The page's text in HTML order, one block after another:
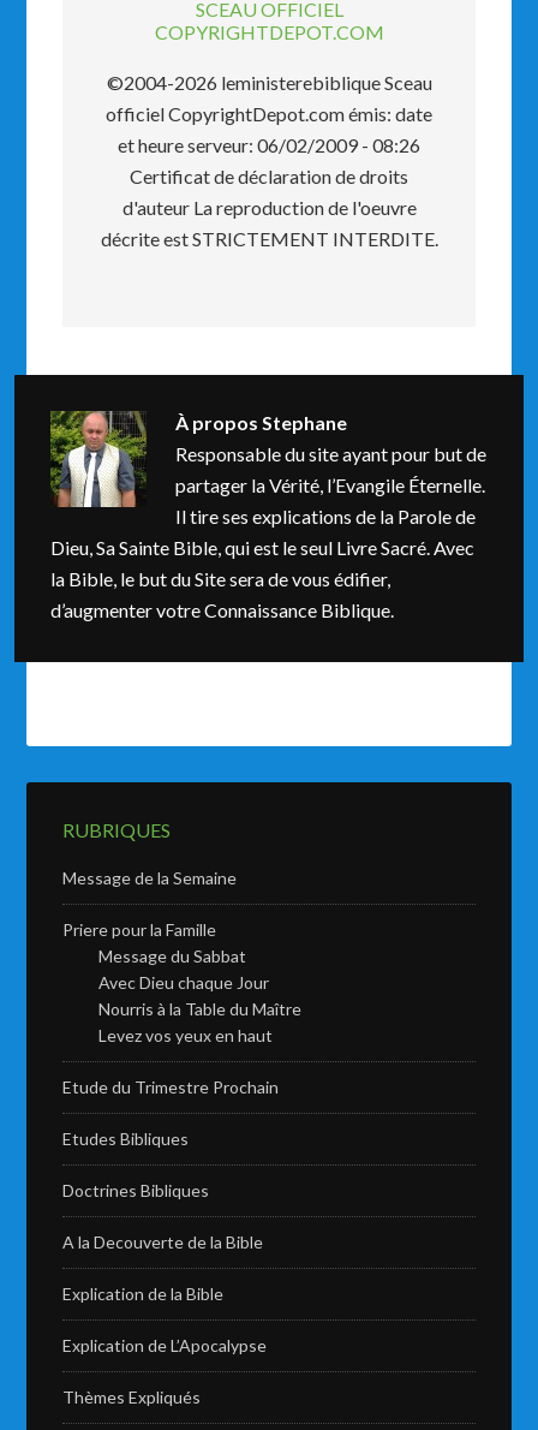
SCEAU OFFICIEL
COPYRIGHTDEPOT.COM
©2004-2026 leministerebiblique Sceau
officiel CopyrightDepot.com émis: date
et heure serveur: 06/02/2009 - 08:26
Certificat de déclaration de droits
d'auteur La reproduction de l'oeuvre
décrite est STRICTEMENT INTERDITE.
À proposStephane
Responsable du site ayant pour but de
partager la Vérité, l’Evangile Éternelle.
Il tire ses explications de la Parole de
Dieu, Sa Sainte Bible, qui est le seul Livre Sacré. Avec
la Bible, le but du Site sera de vous édifier,
d’augmenter votre Connaissance Biblique.
RUBRIQUES
Message de la Semaine
Priere pour la Famille
Message du Sabbat
Avec Dieu chaque Jour
Nourris à la Table du Maître
Levez vos yeux en haut
Etude du Trimestre Prochain
Etudes Bibliques
Doctrines Bibliques
A la Decouverte de la Bible
Explication de la Bible
Explication de L’Apocalypse
Thèmes Expliqués